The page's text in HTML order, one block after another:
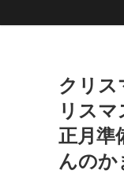
クリス
リス
正月準
んのか